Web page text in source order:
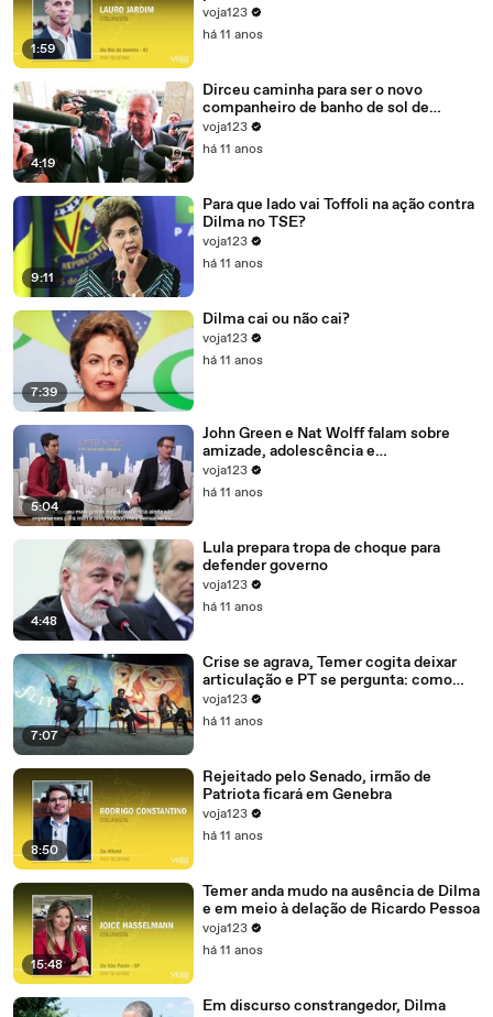
1:59
mãos de Cunha
voja123
há 11 anos
4:19
Dirceu caminha para ser o novo
companheiro de banho de sol de
Marcelo Odebrecht e Cia.
voja123
há 11 anos
9:11
Para que lado vai Toffoli na ação contra
Dilma no TSE?
voja123
há 11 anos
7:39
Dilma cai ou não cai?
voja123
há 11 anos
5:04
John Green e Nat Wolff falam sobre
amizade, adolescência e
amadurecimento
voja123
há 11 anos
4:48
Lula prepara tropa de choque para
defender governo
voja123
há 11 anos
7:07
Crise se agrava, Temer cogita deixar
articulação e PT se pergunta: como
recompor o governo?
voja123
há 11 anos
8:50
Rejeitado pelo Senado, irmão de
Patriota ficará em Genebra
voja123
há 11 anos
15:48
Temer anda mudo na ausência de Dilma
e em meio à delação de Ricardo Pessoa
voja123
há 11 anos
Em discurso constrangedor, Dilma